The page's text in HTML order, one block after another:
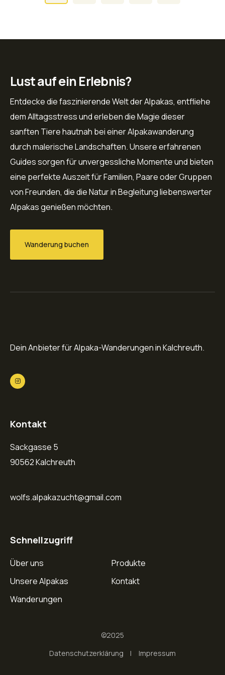
Lust auf ein Erlebnis?
Entdecke die faszinierende Welt der Alpakas, entfliehe
dem Alltagsstress und erleben die Magie dieser
sanften Tiere hautnah bei einer Alpakawanderung
durch malerische Landschaften. Unsere erfahrenen
Guides sorgen für unvergessliche Momente und bieten
eine perfekte Auszeit für Familien, Paare oder Gruppen
von Freunden, die die Natur in Begleitung liebenswerter
Alpakas genießen möchten.
Wanderung buchen
Dein Anbieter für Alpaka-Wanderungen in Kalchreuth.
Kontakt
Sackgasse 5
90562 Kalchreuth
wolfs.alpakazucht@gmail.com
Schnellzugriff
Über uns
Unsere Alpakas
Wanderungen
Produkte
Kontakt
©2025
Datenschutzerklärung
Impressum